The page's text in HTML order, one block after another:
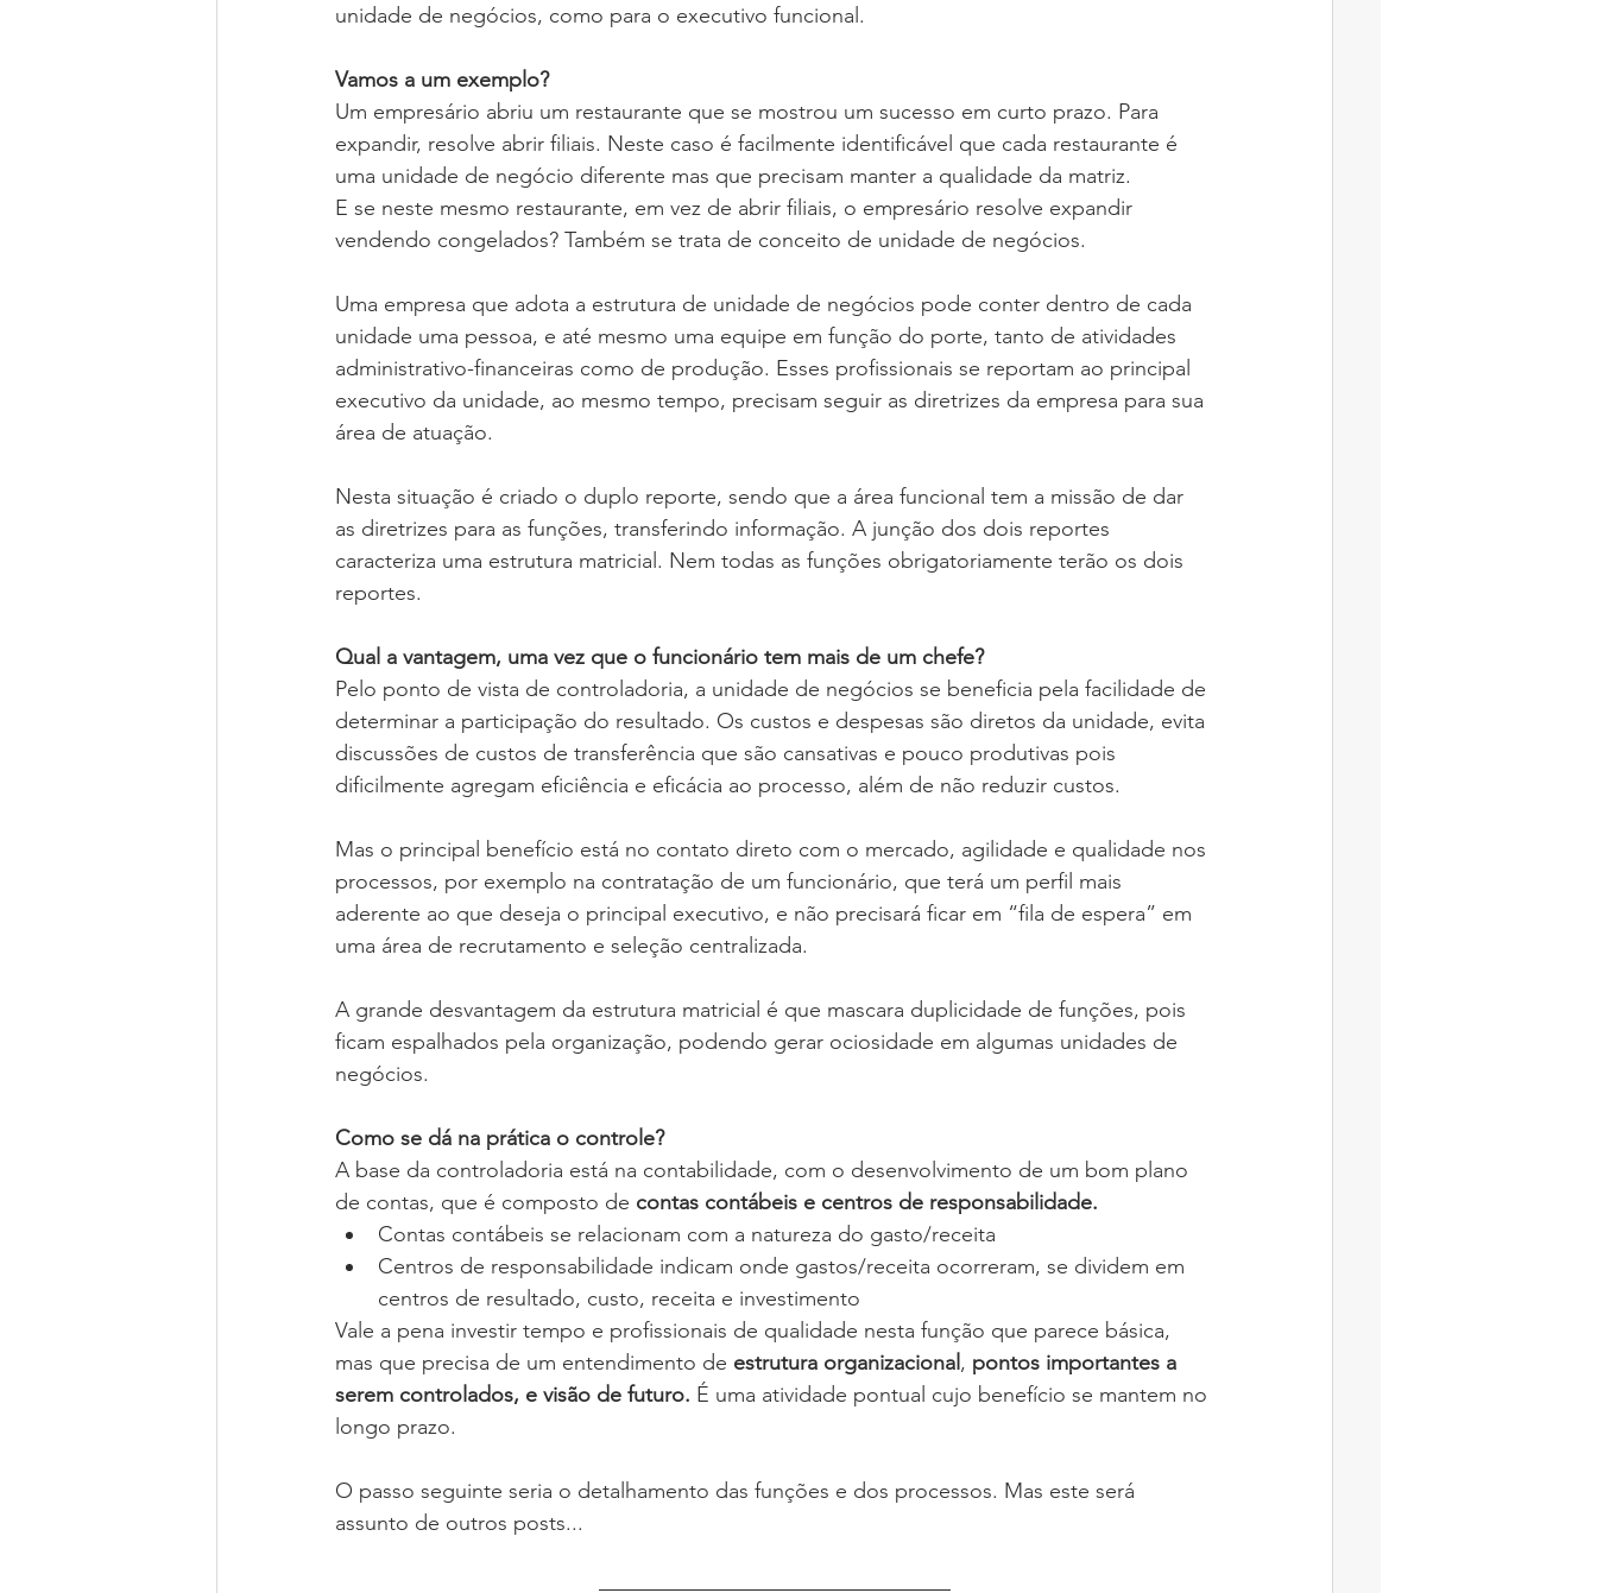
unidade de negócios, como para o executivo funcional.
Vamos a um exemplo?
Um empresário abriu um restaurante que se mostrou um sucesso em curto prazo. Para
expandir, resolve abrir filiais. Neste caso é facilmente identificável que cada restaurante é
uma unidade de negócio diferente mas que precisam manter a qualidade da matriz.
E se neste mesmo restaurante, em vez de abrir filiais, o empresário resolve expandir
vendendo congelados? Também se trata de conceito de unidade de negócios.
Uma empresa que adota a estrutura de unidade de negócios pode conter dentro de cada
unidade uma pessoa, e até mesmo uma equipe em função do porte, tanto de atividades
administrativo-financeiras como de produção. Esses profissionais se reportam ao principal
executivo da unidade, ao mesmo tempo, precisam seguir as diretrizes da empresa para sua
área de atuação.
Nesta situação é criado o duplo reporte, sendo que a área funcional tem a missão de dar
as diretrizes para as funções, transferindo informação. A junção dos dois reportes
caracteriza uma estrutura matricial. Nem todas as funções obrigatoriamente terão os dois
reportes.
Qual a vantagem, uma vez que o funcionário tem mais de um chefe?
Pelo ponto de vista de controladoria, a unidade de negócios se beneficia pela facilidade de
determinar a participação do resultado. Os custos e despesas são diretos da unidade, evita
discussões de custos de transferência que são cansativas e pouco produtivas pois
dificilmente agregam eficiência e eficácia ao processo, além de não reduzir custos.
Mas o principal benefício está no contato direto com o mercado, agilidade e qualidade nos
processos, por exemplo na contratação de um funcionário, que terá um perfil mais
aderente ao que deseja o principal executivo, e não precisará ficar em “fila de espera” em
uma área de recrutamento e seleção centralizada.
A grande desvantagem da estrutura matricial é que mascara duplicidade de funções, pois
ficam espalhados pela organização, podendo gerar ociosidade em algumas unidades de
negócios.
Como se dá na prática o controle?
A base da controladoria está na contabilidade, com o desenvolvimento de um bom plano
de contas, que é composto de contas contábeis e centros de responsabilidade.
Contas contábeis se relacionam com a natureza do gasto/receita
Centros de responsabilidade indicam onde gastos/receita ocorreram, se dividem em
centros de resultado, custo, receita e investimento
Vale a pena investir tempo e profissionais de qualidade nesta função que parece básica,
mas que precisa de um entendimento de estrutura organizacional, pontos importantes a
serem controlados, e visão de futuro. É uma atividade pontual cujo benefício se mantem no
longo prazo.
O passo seguinte seria o detalhamento das funções e dos processos. Mas este será
assunto de outros posts...